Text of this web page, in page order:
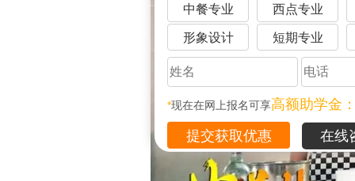
中餐专业 西点专业
形象设计 短期专业
*现在在网上报名可享高额助学金
在线